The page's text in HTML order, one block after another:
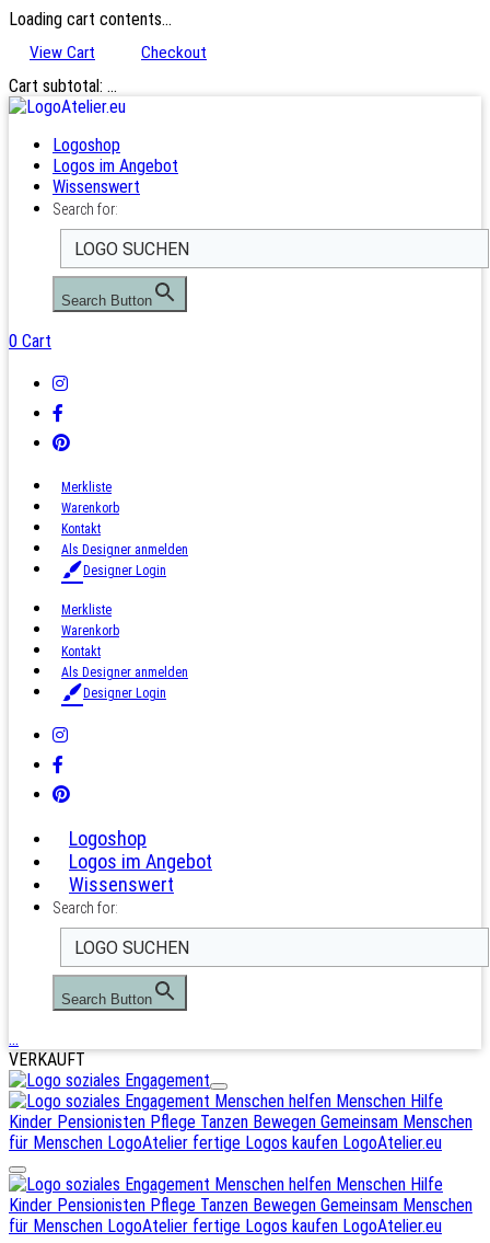
Loading cart contents...
View Cart Checkout
Cart subtotal: …
Logoshop
Logos im Angebot
Wissenswert
Search for:
Search Button
0 Cart
Merkliste
Warenkorb
Kontakt
Als Designer anmelden
Designer Login
Merkliste
Warenkorb
Kontakt
Als Designer anmelden
Designer Login
Logoshop
Logos im Angebot
Wissenswert
Search for:
Search Button
…
VERKAUFT